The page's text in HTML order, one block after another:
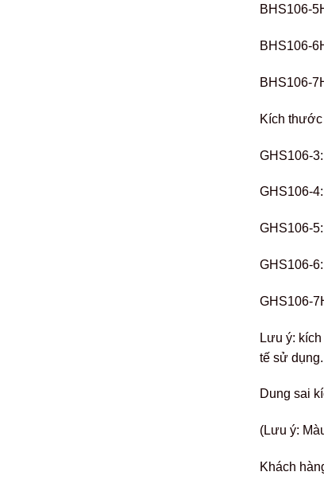
BHS106-
BHS106-
BHS106-
Kích thước
GHS106-
GHS106-
GHS106-
GHS106-
GHS106-
Lưu ý:
tế sử
Dung sai
(Lưu ý:
Khách